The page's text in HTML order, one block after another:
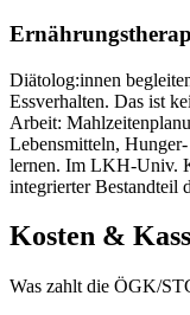
Diätolog:innen
Essverhalten. Das ist
Arbeit:
Lebensmitteln,
lernen. Im LKH-Univ.
integrierter Bestandteil
Kosten &
Was zahlt die ÖGK/